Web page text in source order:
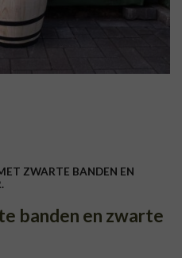
ZWARTE BANDEN EN
banden en zwarte